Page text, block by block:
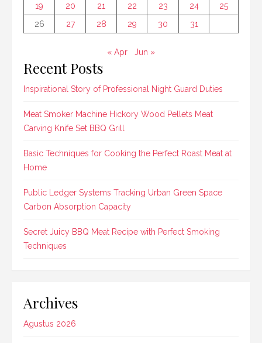
19
20 21 22 23 24
25
26
27 28 29 30 31
« Apr Jun »
Recent Posts
Inspirational Story of Professional Night Guard Duties
Meat Smoker Machine Hickory Wood Pellets Meat
Carving Knife Set BBQ Grill
Basic Techniques for Cooking the Perfect Roast Meat at
Home
Public Ledger Systems Tracking Urban Green Space
Carbon Absorption Capacity
Secret Juicy BBQ Meat Recipe with Perfect Smoking
Techniques
Archives
Agustus 2026